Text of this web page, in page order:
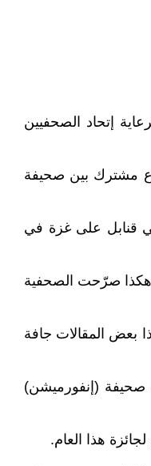
خاصة برعاية إتحاد الصحفيين
مشترك بين صحيفة
طائرات إف-35 المقاتلة الإسرائيلية التي تُلقي قنابل على غزة في
هكذا صرّحت الصحفية
بعض المقالات جافة
التي فازت سابقاً بالجائزة مع يورغن ستين نيلسن وبو إلكيير عام ٢٠٠٣، عندما نشرت صحيفة (إنفورميشن)